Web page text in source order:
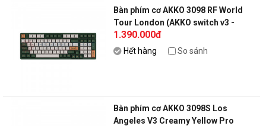
Bàn phím cơ AKKO 3098 RF World
Tour London (AKKO switch v3 -
Cream Blue Pro)
1.390.000đ
Hết hàng So sánh
Bàn phím cơ AKKO 3098S Los
Angeles V3 Creamy Yellow Pro